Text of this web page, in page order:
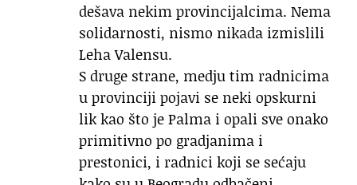
dešava nekim provincijalcima. Nema
solidarnosti, nismo nikada izmislili
Leha Valensu.
S druge strane, medju tim radnicima
u provinciji pojavi se neki opskurni
lik kao što je Palma i opali sve onako
primitivno po gradjanima i
prestonici, i radnici koji se sećaju